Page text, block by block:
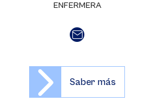
ENFERMERA
Saber más